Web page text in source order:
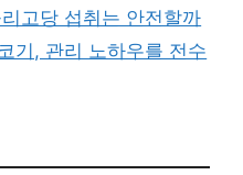
고당 섭취는 안전할까
기, 관리 노하우를 전수